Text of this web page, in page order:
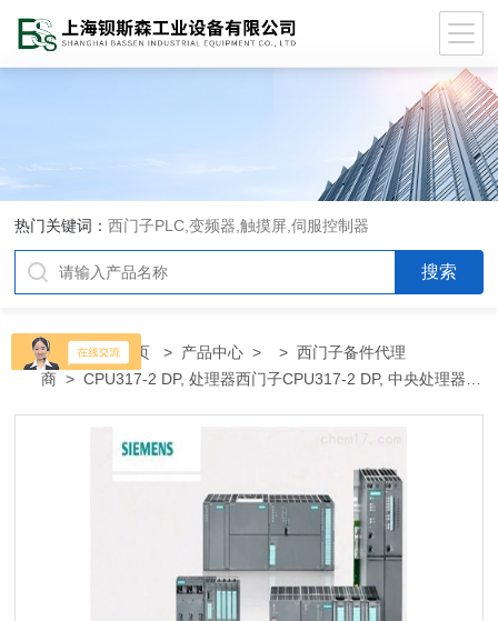
热门关键词：西门子PLC,变频器,触摸屏,伺服控制器
当前位置：首页 > 产品中心 > >西门子备件代理
商 > CPU317-2 DP, 处理器西门子CPU317-2 DP, 中央处理器代